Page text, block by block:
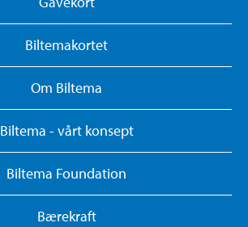
Biltemakortet
Om Biltema
Biltema - vårt konsept
Biltema Foundation
Bærekraft